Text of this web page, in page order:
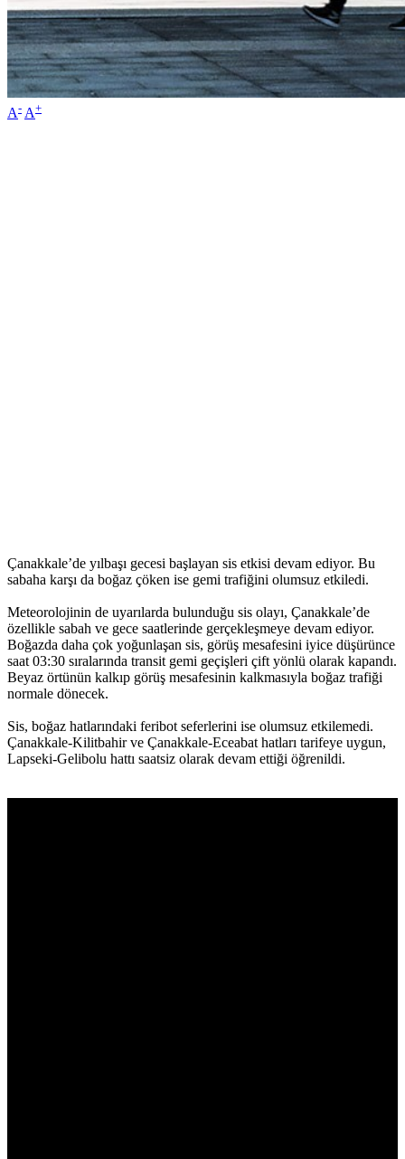
A- A+
Çanakkale’de yılbaşı gecesi başlayan sis etkisi devam ediyor. Bu
sabaha karşı da boğaz çöken ise gemi trafiğini olumsuz etkiledi.
Meteorolojinin de uyarılarda bulunduğu sis olayı, Çanakkale’de
özellikle sabah ve gece saatlerinde gerçekleşmeye devam ediyor.
Boğazda daha çok yoğunlaşan sis, görüş mesafesini iyice düşürünce
saat 03:30 sıralarında transit gemi geçişleri çift yönlü olarak kapandı.
Beyaz örtünün kalkıp görüş mesafesinin kalkmasıyla boğaz trafiği
normale dönecek.
Sis, boğaz hatlarındaki feribot seferlerini ise olumsuz etkilemedi.
Çanakkale-Kilitbahir ve Çanakkale-Eceabat hatları tarifeye uygun,
Lapseki-Gelibolu hattı saatsiz olarak devam ettiği öğrenildi.